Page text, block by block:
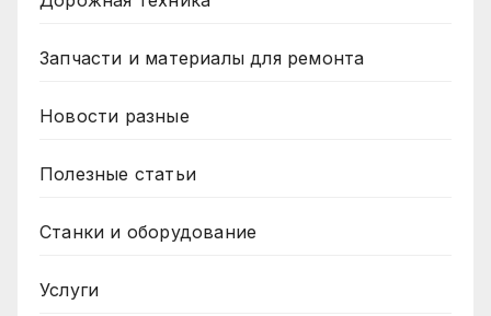
Запчасти и материалы для ремонта
Новости разные
Полезные статьи
Станки и оборудование
Услуги